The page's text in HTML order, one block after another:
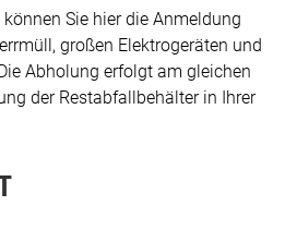
Sie hier die Anmeldung
großen Elektrogeräten und
Abholung erfolgt am gleichen
der Restabfallbehälter in Ihrer